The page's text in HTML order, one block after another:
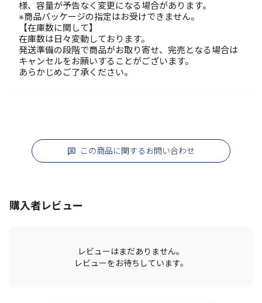
様、容量が予告なく変更になる場合があります。
※商品パッケージの指定はお受けできません。
【在庫数に関して】
在庫数は日々変動しております。
発送準備の段階で商品がお取り寄せ、完売となる場合は
キャンセルをお願いすることがございます。
あらかじめご了承ください。
この商品に関するお問い合わせ
購入者レビュー
レビューはまだありません。
レビューをお待ちしています。